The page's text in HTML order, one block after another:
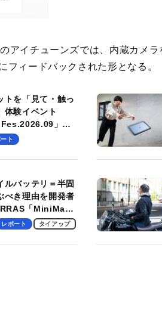
アイチューンズでは、内蔵カメ
フィードバックされた形となる。
トを「見て・触っ
体験イベント
」
土）に開催しま
ト
ルバッテリ＝半固
べき理由を開発者
「MiniMag
ビューも
レポート タイアップ